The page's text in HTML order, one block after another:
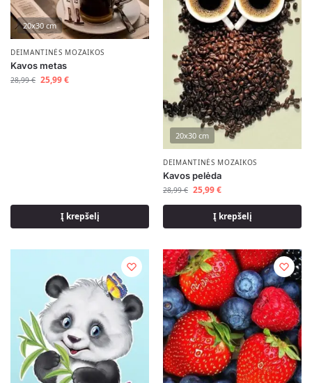
20x30 cm
DEIMANTINĖS MOZAIKOS
Kavos metas
28,99€ 25,99€
Į krepšelį
20x30 cm
DEIMANTINĖS MOZAIKOS
Kavos pelėda
28,99€ 25,99€
Į krepšelį